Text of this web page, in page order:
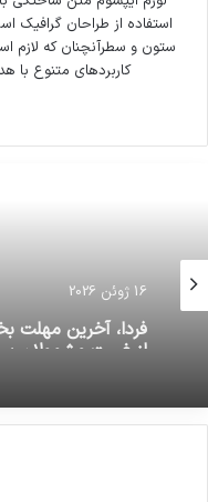
استفاده از طراحان گرافیک
ستون و سطرآنچنان که لازم
کاربردهای متنوع با
16 ژوئن 2026
فردا، آخرین
از غیبت مشمولان